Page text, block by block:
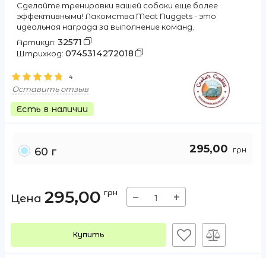
Сделайте тренировки вашей собаки еще более
эффективными! Лакомства Meat Nuggets - это
идеальная награда за выполнение команд.
Артикул: 32571
Штрихкод: 0745314272018
4
Оставить отзыв
Есть в наличии
60 г 295,00 грн
Цена 295,00 грн − +
Купить